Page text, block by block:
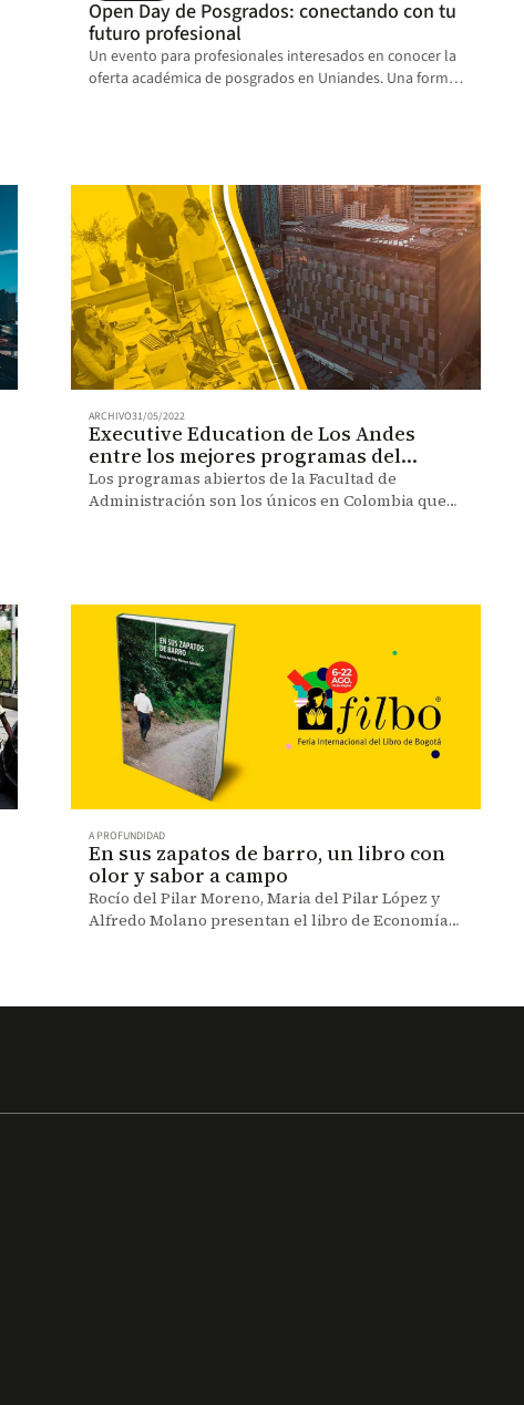
Open Day de Posgrados: conectando con tu
futuro profesional
Un evento para profesionales interesados en conocer la
oferta académica de posgrados en Uniandes. Una forma
ARCHIVO31/05/2022
Executive Education de Los Andes
entre los mejores programas del
mundo
Los programas abiertos de la Facultad de
Administración son los únicos en Colombia que
A PROFUNDIDAD
En sus zapatos de barro, un libro con
olor y sabor a campo
Rocío del Pilar Moreno, Maria del Pilar López y
Alfredo Molano presentan el libro de Economía